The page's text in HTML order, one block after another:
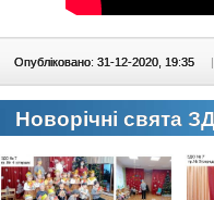
Опубліковано: 31-12-2020, 19:35 |
Новорічні свята